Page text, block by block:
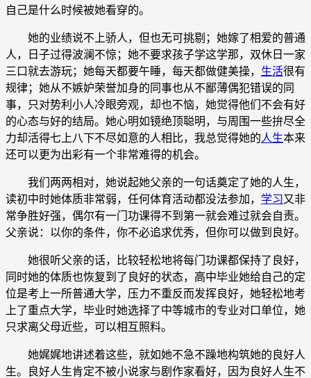
自己是什么时候被她看穿的。
她的业绩说不上骄人，但也无可挑剔；她嫁了相爱的普通
人，日子过得波澜不惊；她不要求孩子学这学那，双休日一家
三口就去游玩；她每天都要午睡，每天都做健美操， 生活很有
规律；她从不嫉妒荣誉加身的同事也从不鄙薄偶犯错误的同
事，只对势利小人冷眼旁观，却也不恼，她觉得他们不会有好
的心态与好的结局。她心明如镜绝顶聪明，与周围一些拚尽全
力却活得七上八下不尽如意的人相比，我总觉得她的人生本来
还可以更为出彩有一个非常难得的机会。
我们两两相对，她说起她父亲的一句话奠定了她的人生，
读初中时她体质非常弱，任何体育活动都没法参加， 学习又非
常争胜好强，偶尔有一门功课得不到第一就会难过就会自责。
父亲说：以你的条件，你不必追求优秀，但你可以做到良好。
她很听父亲的话，比较轻松地将每门功课都保持了良好，
同时她的体质也恢复到了良好的状态，高中毕业她给自己的定
位是考上一所普通大学，压力不重反而发挥良好，她轻松地考
上了重点大学，毕业时她选择了中等城市的专业对口单位，她
只求离父母近些，可以相互照料。
她娓娓地讲述着这些，就如她不急不躁地构筑她的良好人
生。良好人生肯定不被小说家与剧作家看好，因为良好人生不